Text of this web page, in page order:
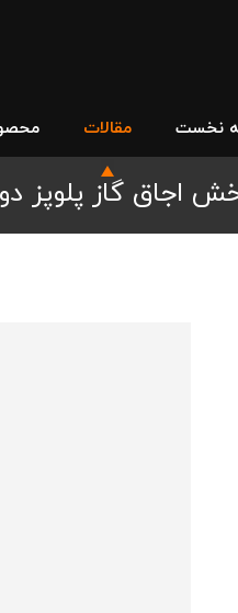
نخست مقالات
اجاق گاز پلوپز